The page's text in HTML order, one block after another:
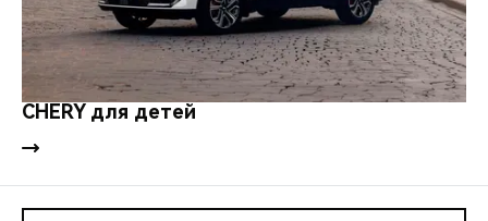
CHERY для детей